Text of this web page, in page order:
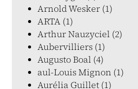
Arnold Wesker (1)
ARTA (1)
Arthur Nauzyciel (2)
Aubervilliers (1)
Augusto Boal (4)
aul-Louis Mignon (1)
Aurélia Guillet (1)